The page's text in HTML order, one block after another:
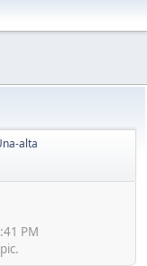
alta
PM